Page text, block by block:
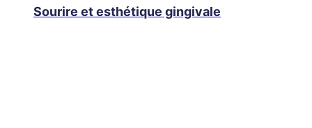
Sourire et esthétique gingivale